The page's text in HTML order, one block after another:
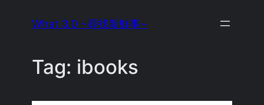
What 3.0 ~尋找新鮮事~
Tag: ibooks